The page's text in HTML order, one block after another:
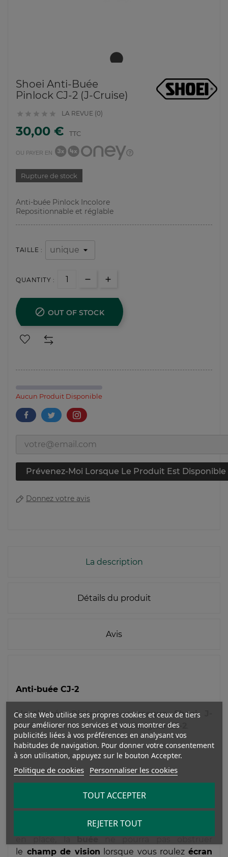
Shoei Anti-Buée
Pinlock CJ-2 (J-Cruise)
     LA REVUE (0)
30,00 € TTC
OU PAYER EN
Rupture de stock
Anti-buée Pinlock Incolore
Repositionnable et réglable
TAILLE :
QUANTITY :
 OUT OF STOCK
Aucun Produit Disponible
Prévenez-Moi Lorsque Le Produit Est Disponible
Donnez votre avis
La description
Détails du produit
Avis
Anti-buée CJ-2
L'anti-buée Pinlockpourcasque Shoei J-
Cruises'installe surl'écran d'origine CJ-2
d'autre de l'écran, sur la face
en place, labuéene pourra pas obstruer
le champ de vision lorsque vous roulezécran
Ce site Web utilise ses propres cookies et ceux de tiers
pour améliorer nos services et vous montrer des
publicités liées à vos préférences en analysant vos
habitudes de navigation. Pour donner votre consentement
à son utilisation, appuyez sur le bouton Accepter.
Politique de cookies Personnaliser les cookies
REJETER TOUT
TOUT ACCEPTER